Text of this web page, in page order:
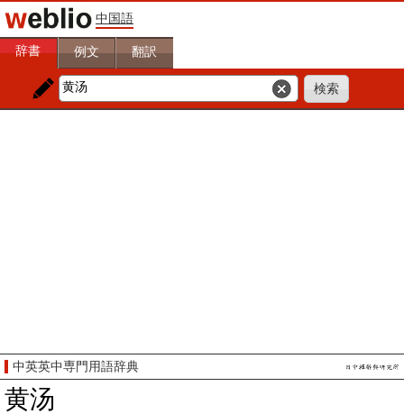
中国語
辞書 例文 翻訳
中英英中専門用語辞典
黄汤